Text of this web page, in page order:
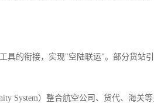
具的衔接，实现"空陆联运"。部分货站
System）整合航空公司、货代、海